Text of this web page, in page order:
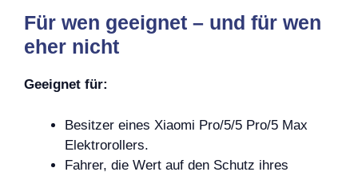
Für wen geeignet – und für wen
eher nicht
Geeignet für:
Besitzer eines Xiaomi Pro/5/5 Pro/5 Max
Elektrorollers.
Fahrer, die Wert auf den Schutz ihres